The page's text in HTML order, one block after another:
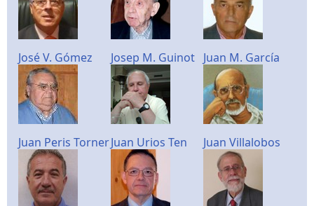
José V. Gómez Josep M. Guinot Juan M. García
Juan Peris TornerJuan Urios Ten Juan Villalobos